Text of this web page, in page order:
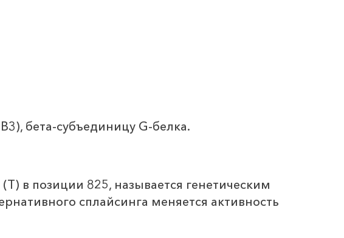
бета-субъединицу G-белка.
в позиции 825, называется генетическим
сплайсинга меняется активность